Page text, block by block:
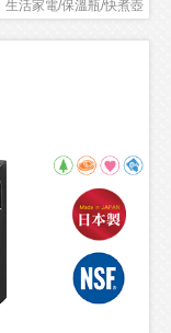
生活家電/保溫瓶/快煮壺